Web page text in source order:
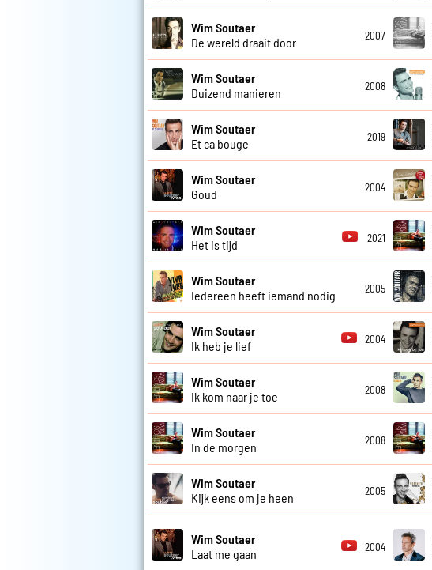
Wim Soutaer
De wereld draait door
2007
Wim Soutaer
Duizend manieren
2008
Wim Soutaer
Et ca bouge
2019
Wim Soutaer
Goud
2004
Wim Soutaer
Het is tijd
2021
Wim Soutaer
Iedereen heeft iemand nodig
2005
Wim Soutaer
Ik heb je lief
2004
Wim Soutaer
Ik kom naar je toe
2008
Wim Soutaer
In de morgen
2008
Wim Soutaer
Kijk eens om je heen
2005
Wim Soutaer
Laat me gaan
2004